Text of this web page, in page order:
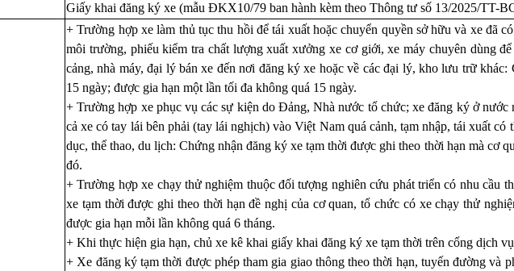
Giấy khai đăng ký xe (mẫu ĐKX10/79 ban hành kèm theo Thông tư số 13/2025/TT-
+ Trường hợp xe làm thủ tục thu hồi để tái xuất hoặc chuyển quyền sở hữu và xe đã
môi trường, phiếu kiểm tra chất lượng xuất xưởng xe cơ giới, xe máy chuyên dùng
cảng, nhà máy, đại lý bán xe đến nơi đăng ký xe hoặc về các đại lý, kho lưu trữ
15 ngày; được gia hạn một lần tối đa không quá 15 ngày.
+ Trường hợp xe phục vụ các sự kiện do Đảng, Nhà nước tổ chức; xe đăng ký ở nước
cả xe có tay lái bên phải (tay lái nghịch) vào Việt Nam quá cảnh, tạm nhập, tái xuất
dục, thể thao, du lịch: Chứng nhận đăng ký xe tạm thời được ghi theo thời hạn mà cơ
đó.
+ Trường hợp xe chạy thử nghiệm thuộc đối tượng nghiên cứu phát triển có nhu cầu
xe tạm thời được ghi theo thời hạn đề nghị của cơ quan, tổ chức có xe chạy thử
được gia hạn mỗi lần không quá 6 tháng.
+ Khi thực hiện gia hạn, chủ xe kê khai giấy khai đăng ký xe tạm thời trên cổng dịch
+ Xe đăng ký tạm thời được phép tham gia giao thông theo thời hạn, tuyến đường và